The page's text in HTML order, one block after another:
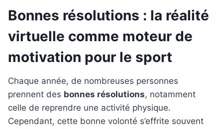
Bonnes résolutions : la réalité
virtuelle comme moteur de
motivation pour le sport
Chaque année, de nombreuses personnes
prennent des bonnes résolutions, notamment
celle de reprendre une activité physique.
Cependant, cette bonne volonté s’effrite souvent